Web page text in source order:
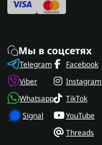
Мы в соцсетях
Telegram
Viber
Whatsapp
Signal
Facebook
Instagram
TikTok
YouTube
Threads